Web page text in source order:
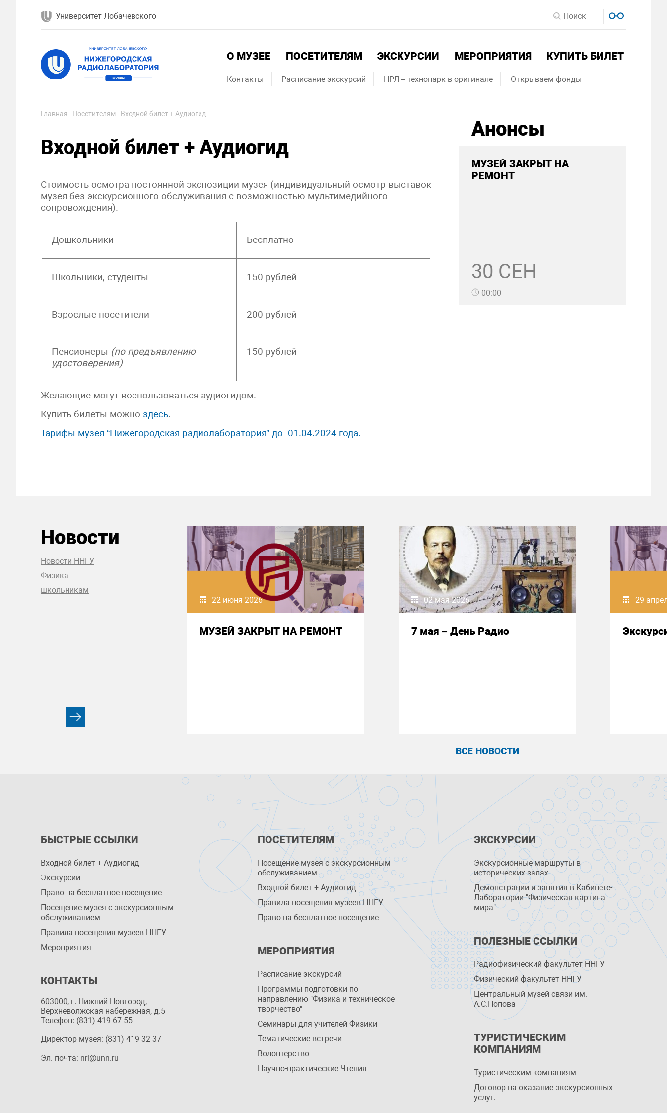
Университет Лобачевского
О МУЗЕЕ ПОСЕТИТЕЛЯМ ЭКСКУРСИИ МЕРОПРИЯТИЯ КУПИТЬ БИЛЕТ
Контакты Расписание экскурсий НРЛ – технопарк в оригинале Открываем фонды
Главная - Посетителям - Входной билет + Аудиогид
Входной билет + Аудиогид
Стоимость осмотра постоянной экспозиции музея (индивидуальный осмотр выставок
музея без экскурсионного обслуживания с возможностью мультимедийного
сопровождения).
Дошкольники Бесплатно
Школьники, студенты 150 рублей
Взрослые посетители 200 рублей
Пенсионеры (по предъявлению
удостоверения)
150 рублей
Желающие могут воспользоваться аудиогидом.
Купить билеты можно здесь.
Тарифы музея “Нижегородская радиолаборатория” до 01.04.2024 года.
Анонсы
МУЗЕЙ ЗАКРЫТ НА
РЕМОНТ
30 СЕН
00:00
Новости
Новости ННГУ
Физика
школьникам
22 июня 2026
МУЗЕЙ ЗАКРЫТ НА РЕМОНТ
02 мая 2026
7 мая – День Радио
29
ВСЕ НОВОСТИ
БЫСТРЫЕ ССЫЛКИ
Входной билет + Аудиогид
Экскурсии
Право на бесплатное посещение
Посещение музея с экскурсионным
обслуживанием
Правила посещения музеев ННГУ
Мероприятия
КОНТАКТЫ
603000, г. Нижний Новгород,
Верхневолжская набережная, д.5
Телефон: (831) 419 67 55
Директор музея: (831) 419 32 37
Эл. почта: nrl@unn.ru
ПОСЕТИТЕЛЯМ
Посещение музея с экскурсионным
обслуживанием
Входной билет + Аудиогид
Правила посещения музеев ННГУ
Право на бесплатное посещение
МЕРОПРИЯТИЯ
Расписание экскурсий
Программы подготовки по
направлению "Физика и техническое
творчество"
Семинары для учителей Физики
Тематические встречи
Волонтерство
Научно-практические Чтения
ЭКСКУРСИИ
Экскурсионные маршруты в
исторических залах
Демонстрации и занятия в Кабинете-
Лаборатории "Физическая картина
мира"
ПОЛЕЗНЫЕ ССЫЛКИ
Радиофизический факультет ННГУ
Физический факультет ННГУ
Центральный музей связи им.
А.С.Попова
ТУРИСТИЧЕСКИМ
КОМПАНИЯМ
Туристическим компаниям
Договор на оказание экскурсионных
услуг.